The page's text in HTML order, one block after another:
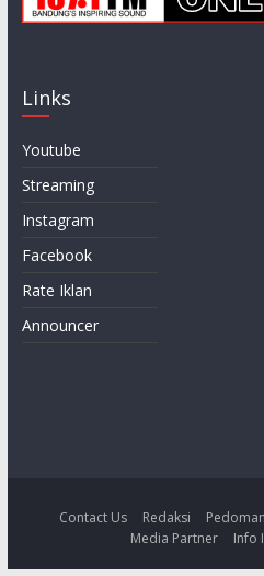
Links
Youtube
Streaming
Instagram
Facebook
Rate Iklan
Announcer
Contact Us Redaksi
Media Partner
Info